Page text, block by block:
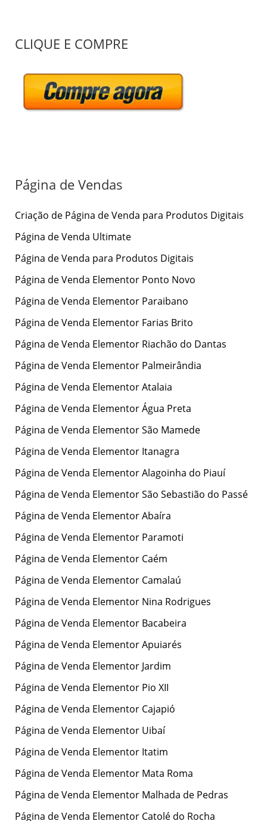
CLIQUE E COMPRE
Página de Vendas
Criação de Página de Venda para Produtos Digitais
Página de Venda Ultimate
Página de Venda para Produtos Digitais
Página de Venda Elementor Ponto Novo
Página de Venda Elementor Paraibano
Página de Venda Elementor Farias Brito
Página de Venda Elementor Riachão do Dantas
Página de Venda Elementor Palmeirândia
Página de Venda Elementor Atalaia
Página de Venda Elementor Água Preta
Página de Venda Elementor São Mamede
Página de Venda Elementor Itanagra
Página de Venda Elementor Alagoinha do Piauí
Página de Venda Elementor São Sebastião do Passé
Página de Venda Elementor Abaíra
Página de Venda Elementor Paramoti
Página de Venda Elementor Caém
Página de Venda Elementor Camalaú
Página de Venda Elementor Nina Rodrigues
Página de Venda Elementor Bacabeira
Página de Venda Elementor Apuiarés
Página de Venda Elementor Jardim
Página de Venda Elementor Pio XII
Página de Venda Elementor Cajapió
Página de Venda Elementor Uibaí
Página de Venda Elementor Itatim
Página de Venda Elementor Mata Roma
Página de Venda Elementor Malhada de Pedras
Página de Venda Elementor Catolé do Rocha
e
r
o
r
: